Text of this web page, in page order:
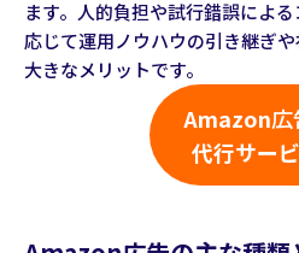
ます。人的負担や試行錯誤によ
応じて運用ノウハウの引き継ぎ
大きなメリットです。
Amazon広
代行サー